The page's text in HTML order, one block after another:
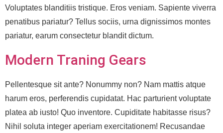
Voluptates blanditiis tristique. Eros veniam. Sapiente viverra
penatibus pariatur? Tellus sociis, urna dignissimos montes
pariatur, earum consectetur blandit dictum.
Modern Traning Gears
Pellentesque sit ante? Nonummy non? Nam mattis atque
harum eros, perferendis cupidatat. Hac parturient voluptate
platea ab iusto! Quo inventore. Cupiditate habitasse risus?
Nihil soluta integer aperiam exercitationem! Recusandae